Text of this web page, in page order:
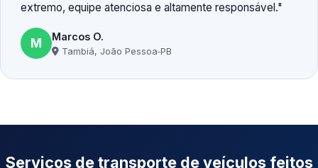
extremo, equipe atenciosa e altamente responsável.
M Marcos O.
Tambiá, João Pessoa‑PB
Serviços de transporte de veículos feitos